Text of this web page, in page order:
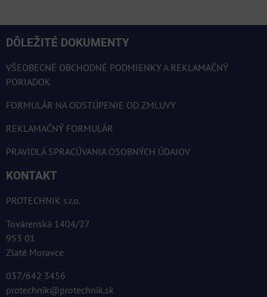
DÔLEŽITÉ DOKUMENTY
VŠEOBECNÉ OBCHODNÉ PODMIENKY A REKLAMAČNÝ
PORIADOK
FORMULÁR NA ODSTÚPENIE OD ZMLUVY
REKLAMAČNÝ FORMULÁR
PRAVIDLÁ SPRACÚVANIA OSOBNÝCH ÚDAJOV
KONTAKT
PROTECHNIK s.r.o.
Továrenská 1404/27
953 01
Zlaté Moravce
037/642 3456
protechnik@protechnik.sk